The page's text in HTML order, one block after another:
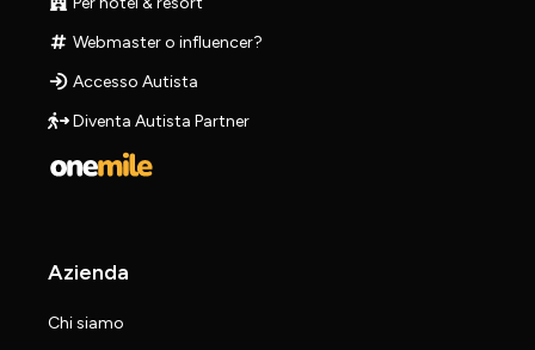
Webmaster o influencer?
Accesso Autista
Diventa Autista Partner
Azienda
Chi siamo